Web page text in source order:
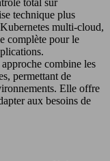
technique plus
multi-cloud,
complète pour le
combine les
permettant de
Elle offre
aux besoins de